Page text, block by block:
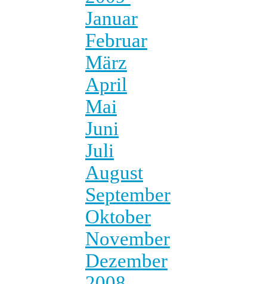
Januar
Februar
März
April
Mai
Juni
Juli
August
September
Oktober
November
Dezember